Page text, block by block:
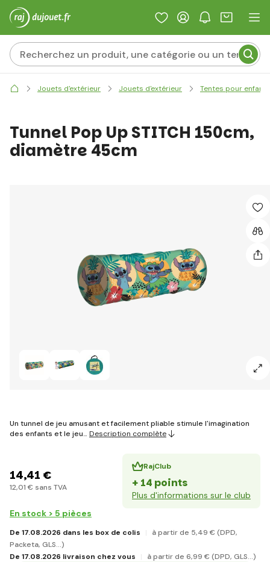
Jouets d'extérieur Jouets d'extérieur Tentes pour enfants
Tunnel Pop Up STITCH 150cm,
diamètre 45cm
Un tunnel de jeu amusant et facilement pliable stimule l'imagination
des enfants et le jeu… Description complète
14,41 €
12,01 € sans TVA
RajClub
+ 14 points
Plus d'informations sur le club
En stock > 5 pièces
De 17.08.2026 dans les box de colis à partir de 5,49 € (DPD,
Packeta, GLS...)
De 17.08.2026 livraison chez vous
à partir de 6,99 € (DPD, GLS...)